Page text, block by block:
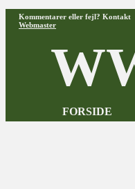
Kommentarer eller fejl? Kontakt
Webmaster
FORSIDE